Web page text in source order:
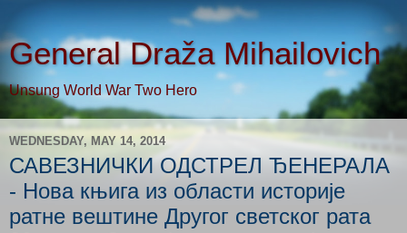
General Draža Mihailovich
Unsung World War Two Hero
WEDNESDAY, MAY 14, 2014
САВЕЗНИЧКИ ОДСТРЕЛ ЂЕНЕРАЛА
- Нова књига из области историје
ратне вештине Другог светског рата